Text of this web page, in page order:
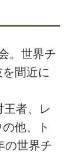
。世界チ
間近に
王者、レ
他、ト
の世界チ